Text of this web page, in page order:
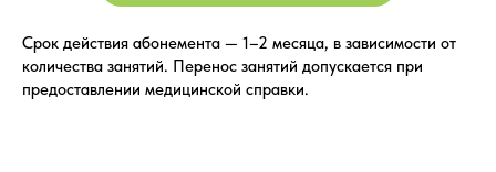
Срок действия абонемента — 1–2 месяца, в зависимости от
количества занятий. Перенос занятий допускается при
предоставлении медицинской справки.